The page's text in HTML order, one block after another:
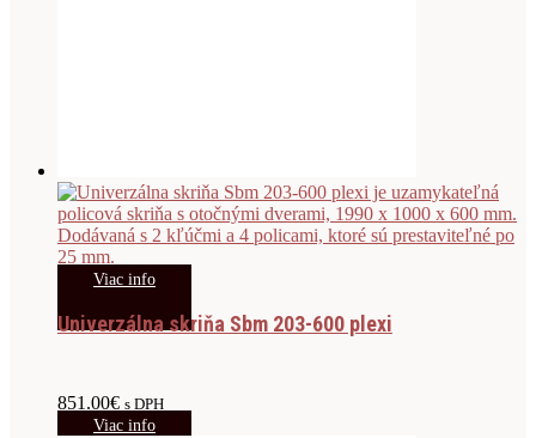
Viac info
Univerzálna skriňa Sbm 203-600 plexi
851.00€ s DPH
Viac info